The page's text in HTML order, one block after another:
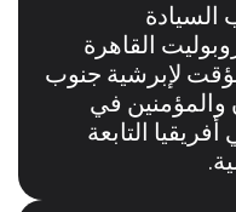
القاهرة
لإبرشية جنوب
والمؤمنين في
التابعة